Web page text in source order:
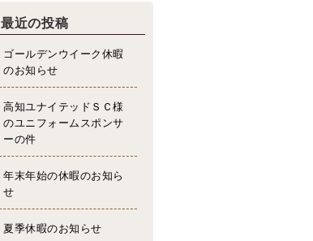
最近の投稿
ゴールデンウイーク休暇
のお知らせ
高知ユナイテッドＳＣ様
のユニフォームスポンサ
ーの件
年末年始の休暇のお知ら
せ
夏季休暇のお知らせ